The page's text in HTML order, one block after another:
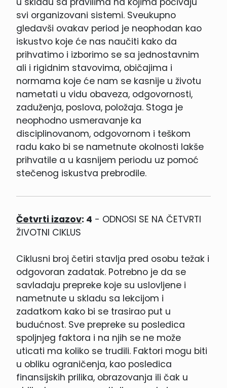
svi organizovani sistemi. Sveukupno
gledavši ovakav period je neophodan kao
iskustvo koje će nas naučiti kako da
prihvatimo i izborimo se sa jednostavnim
ali i rigidnim stavovima, običajima i
normama koje će nam se kasnije u životu
nametati u vidu obaveza, odgovornosti,
zaduženja, poslova, položaja. Stoga je
neophodno usmeravanje ka
disciplinovanom, odgovornom i teškom
radu kako bi se nametnute okolnosti lakše
prihvatile a u kasnijem periodu uz pomoć
stečenog iskustva prebrodile.
Četvrti izazov: 4 - ODNOSI SE NA ČETVRTI
ŽIVOTNI CIKLUS
Ciklusni broj četiri stavlja pred osobu težak i
odgovoran zadatak. Potrebno je da se
savladaju prepreke koje su uslovljene i
nametnute u skladu sa lekcijom i
zadatkom kako bi se trasirao put u
budućnost. Sve prepreke su posledica
spoljnjeg faktora i na njih se ne može
uticati ma koliko se trudili. Faktori mogu biti
u obliku ograničenja, kao posledica
finansijskih prilika, obrazovanja ili čak u